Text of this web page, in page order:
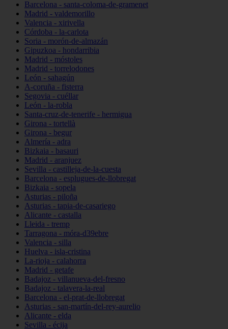
Barcelona - santa-coloma-de-gramenet
Madrid - valdemorillo
Valencia - xirivella
Córdoba - la-carlota
Soria - morón-de-almazán
Gipuzkoa - hondarribia
Madrid - móstoles
Madrid - torrelodones
León - sahagún
A-coruña - fisterra
Segovia - cuéllar
León - la-robla
Santa-cruz-de-tenerife - hermigua
Girona - tortellà
Girona - begur
Almería - adra
Bizkaia - basauri
Madrid - aranjuez
Sevilla - castilleja-de-la-cuesta
Barcelona - esplugues-de-llobregat
Bizkaia - sopela
Asturias - piloña
Asturias - tapia-de-casariego
Alicante - castalla
Lleida - tremp
Tarragona - móra-d39ebre
Valencia - silla
Huelva - isla-cristina
La-rioja - calahorra
Madrid - getafe
Badajoz - villanueva-del-fresno
Badajoz - talavera-la-real
Barcelona - el-prat-de-llobregat
Asturias - san-martín-del-rey-aurelio
Alicante - elda
Sevilla - écija